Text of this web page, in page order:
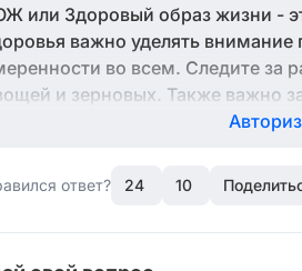
или Здоровый образ жизни -
важно уделять
во всем. Следите за
и зерновых. Также важно
мере 30 минут каждый
себя лучше и
ответ? 24 10